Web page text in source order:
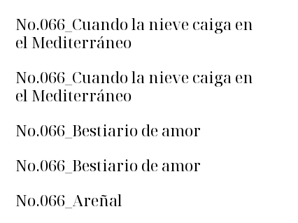
No.066_Cuando la nieve caiga en
el Mediterráneo
No.066_Cuando la nieve caiga en
el Mediterráneo
No.066_Bestiario de amor
No.066_Bestiario de amor
No.066_Areñal